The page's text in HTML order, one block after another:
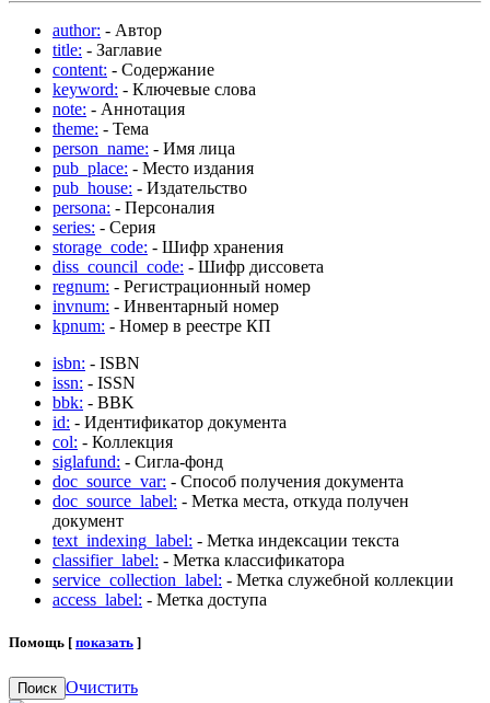
author: - Автор
title: - Заглавие
content: - Содержание
keyword: - Ключевые слова
note: - Аннотация
theme: - Тема
person_name: - Имя лица
pub_place: - Место издания
pub_house: - Издательство
persona: - Персоналия
series: - Серия
storage_code: - Шифр хранения
diss_council_code: - Шифр диссовета
regnum: - Регистрационный номер
invnum: - Инвентарный номер
kpnum: - Номер в реестре КП
isbn: - ISBN
issn: - ISSN
bbk: - BBK
id: - Идентификатор документа
col: - Коллекция
siglafund: - Сигла-фонд
doc_source_var: - Способ получения документа
doc_source_label: - Метка места, откуда получен
документ
text_indexing_label: - Метка индексации текста
classifier_label: - Метка классификатора
service_collection_label: - Метка служебной коллекции
access_label: - Метка доступа
Помощь [ показать ]
Поиск Очистить